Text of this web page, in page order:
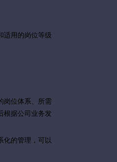
适用的岗位等级
岗位体系、所需
根据公司业务发
化的管理，可以